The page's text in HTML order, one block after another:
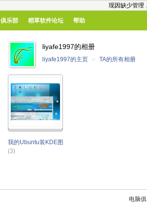
现因缺少管理
俱乐部 稻草软件论坛 帮助
liyafe1997的相册
liyafe1997的主页 » TA的所有相册
我的Ubuntu装KDE图
(3)
电脑